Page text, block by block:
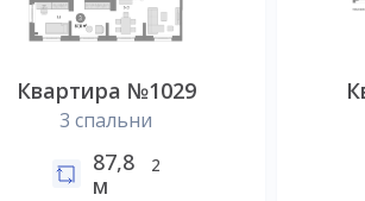
Квартира №1029
3 спальни
87,8
м
2